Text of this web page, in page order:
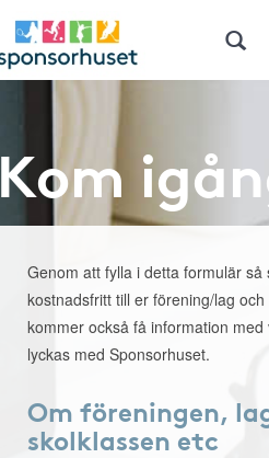
Kom
Genom att fylla i detta formulär så
kostnadsfritt till er förening/lag
kommer också få information
lyckas med Sponsorhuset.
Om föreningen,
skolklassen etc